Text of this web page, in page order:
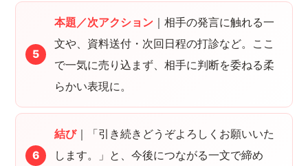
本題／次アクション ｜相手の発言に触れる一
文や、資料送付・次回日程の打診など。ここ
で一気に売り込まず、相手に判断を委ねる柔
らかい表現に。
結び｜「引き続きどうぞよろしくお願いいた
します。」と、今後につながる一文で締め